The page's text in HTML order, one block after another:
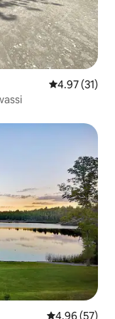
Calificación
4.97 (31)
Calificación
4.96 (57)